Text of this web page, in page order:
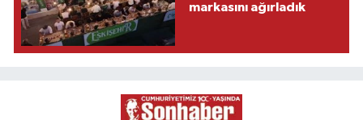
markasını ağırladık